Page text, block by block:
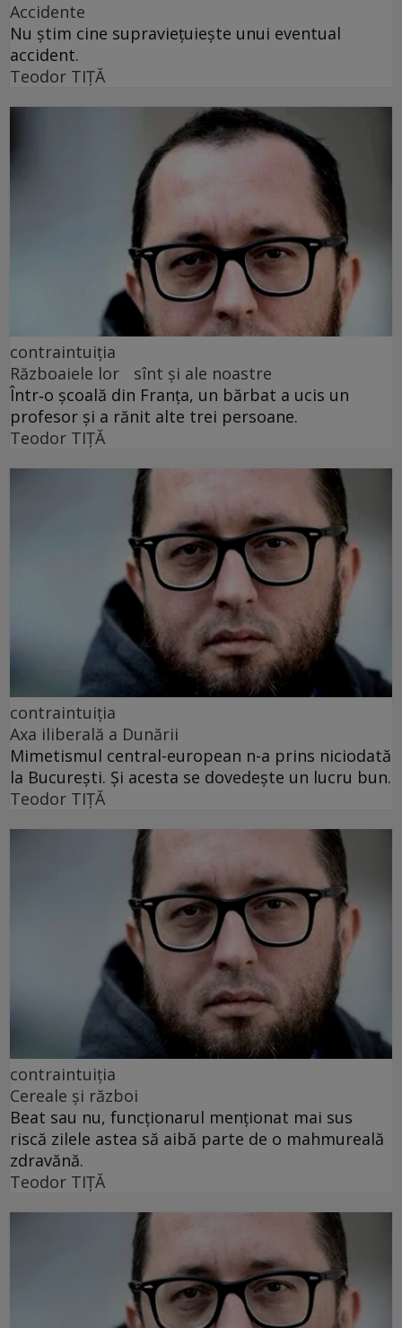
Accidente
Nu știm cine supraviețuiește unui eventual
accident.
Teodor TIŢĂ
contraintuiția
Războaiele lor sînt și ale noastre
Într‑o școală din Franța, un bărbat a ucis un
profesor și a rănit alte trei persoane.
Teodor TIŢĂ
contraintuiția
Axa iliberală a Dunării
Mimetismul central-european n-a prins niciodată
la București. Și acesta se dovedește un lucru bun.
Teodor TIŢĂ
contraintuiția
Cereale și război
Beat sau nu, funcționarul menționat mai sus
riscă zilele astea să aibă parte de o mahmureală
zdravănă.
Teodor TIŢĂ